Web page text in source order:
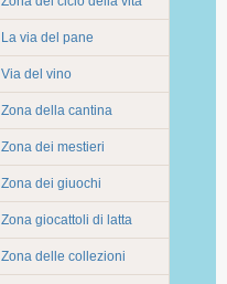
La via del pane
Via del vino
Zona della cantina
Zona dei mestieri
Zona dei giuochi
Zona giocattoli di latta
Zona delle collezioni